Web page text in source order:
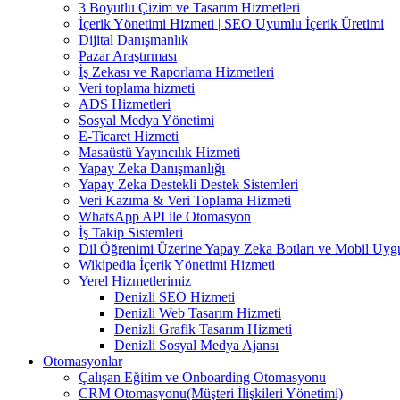
3 Boyutlu Çizim ve Tasarım Hizmetleri
İçerik Yönetimi Hizmeti | SEO Uyumlu İçerik Üretimi
Dijital Danışmanlık
Pazar Araştırması
İş Zekası ve Raporlama Hizmetleri
Veri toplama hizmeti
ADS Hizmetleri
Sosyal Medya Yönetimi
E-Ticaret Hizmeti
Masaüstü Yayıncılık Hizmeti
Yapay Zeka Danışmanlığı
Yapay Zeka Destekli Destek Sistemleri
Veri Kazıma & Veri Toplama Hizmeti
WhatsApp API ile Otomasyon
İş Takip Sistemleri
Dil Öğrenimi Üzerine Yapay Zeka Botları ve Mobil
Wikipedia İçerik Yönetimi Hizmeti
Yerel Hizmetlerimiz
Denizli SEO Hizmeti
Denizli Web Tasarım Hizmeti
Denizli Grafik Tasarım Hizmeti
Denizli Sosyal Medya Ajansı
Otomasyonlar
Çalışan Eğitim ve Onboarding Otomasyonu
CRM Otomasyonu(Müşteri İlişkileri Yönetimi)